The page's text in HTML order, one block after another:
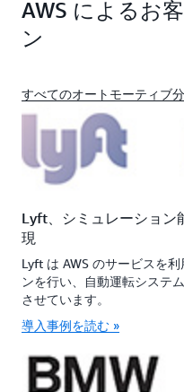
AWS によるお
ン
すべてのオートモーティブ
Lyft、シミュレーション
現
Lyft は AWS のサービスを
ンを行い、自動運転システ
させています。
導入事例を読む »